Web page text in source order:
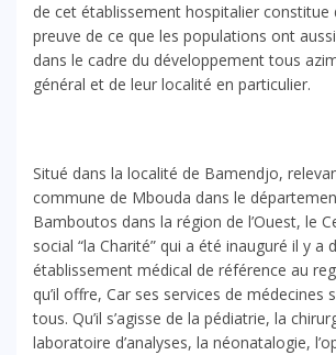
de cet établissement hospitalier constitue
preuve de ce que les populations ont
dans le cadre du développement tous
général et de leur localité en particulier.
Situé dans la localité de Bamendjo,
commune de Mbouda dans le
Bamboutos dans la région de l’Ouest, le
social “la Charité” qui a été inauguré il y a
établissement médical de référence au
qu’il offre, Car ses services de médecines
tous. Qu’il s’agisse de la pédiatrie, la
laboratoire d’analyses, la néonatalogie,